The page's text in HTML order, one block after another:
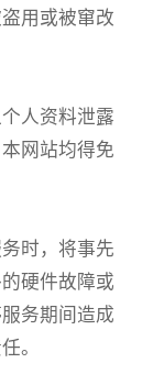
用或被窜改
人资料泄露
网站均得免
时，将事先
硬件故障或
务期间造成
。